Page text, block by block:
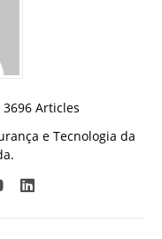
3696 Articles
e Tecnologia da